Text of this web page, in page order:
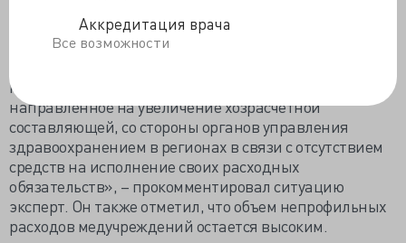
Аккредитация врача
Все возможности
зарплатам медработников, а доля медикаментов и
расходных материалов в структуре многопрофильных
негласное давление на медицинские организации,
направленное на увеличение хозрасчетной
составляющей, со стороны органов управления
здравоохранением в регионах в связи с отсутствием
средств на исполнение своих расходных
обязательств», – прокомментировал ситуацию
эксперт. Он также отметил, что объем непрофильных
расходов медучреждений остается высоким.